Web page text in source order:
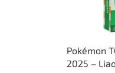
Pokémon
2025 –